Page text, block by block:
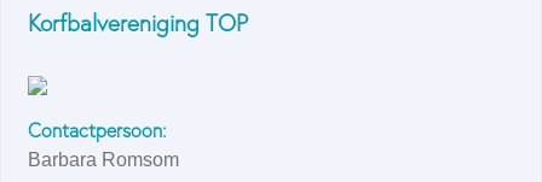
Korfbalvereniging TOP
Contactpersoon:
Barbara Romsom